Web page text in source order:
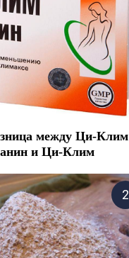
между Ци-Клим
и Ци-Клим